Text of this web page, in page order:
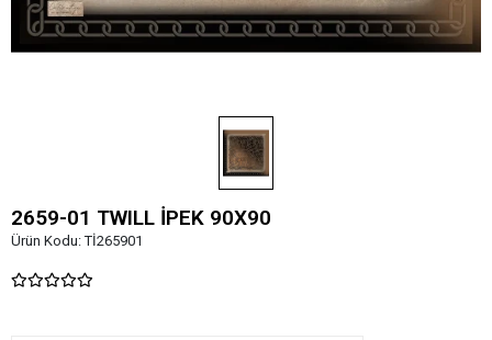
2659-01 TWILL İPEK 90X90
Ürün Kodu:Tİ265901